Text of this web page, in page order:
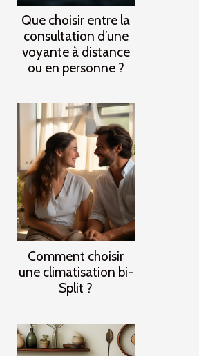
Que choisir entre la
consultation d’une
voyante à distance
ou en personne ?
Comment choisir
une climatisation bi-
Split ?